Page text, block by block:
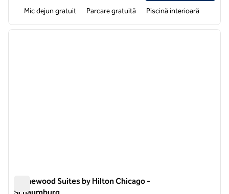
Mic dejun gratuit Parcare gratuită Piscină interioară
1 din 12
Homewood Suites by Hilton Chicago -